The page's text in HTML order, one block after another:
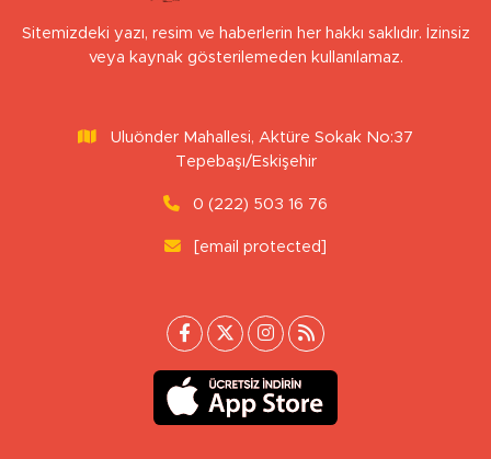
Sitemizdeki yazı, resim ve haberlerin her hakkı saklıdır. İzinsiz
veya kaynak gösterilemeden kullanılamaz.
Uluönder Mahallesi, Aktüre Sokak No:37
Tepebaşı/Eskişehir
0 (222) 503 16 76
[email protected]